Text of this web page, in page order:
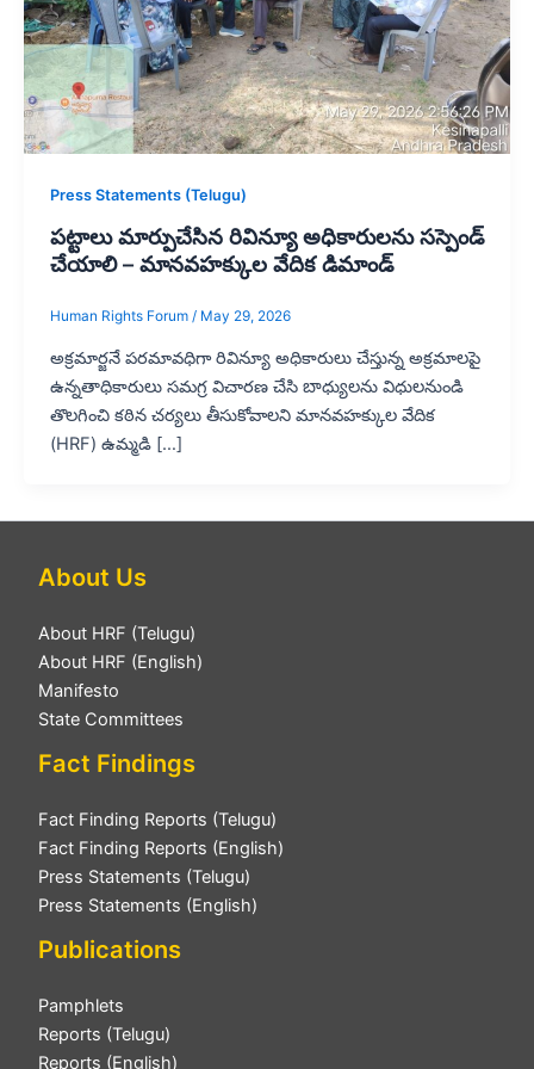
Press Statements (Telugu)
పట్టాలు మార్పుచేసిన రివిన్యూ అధికారులను సస్పెండ్
చేయాలి – మానవహక్కుల వేదిక డిమాండ్
Human Rights Forum / May 29, 2026
అక్రమార్జనే పరమావధిగా రివిన్యూ అధికారులు చేస్తున్న అక్రమాలపై
ఉన్నతాధికారులు సమగ్ర విచారణ చేసి బాధ్యులను విధులనుండి
తొలగించి కఠిన చర్యలు తీసుకోవాలని మానవహక్కుల వేదిక
(HRF) ఉమ్మడి […]
About Us
About HRF (Telugu)
About HRF (English)
Manifesto
State Committees
Fact Findings
Fact Finding Reports (Telugu)
Fact Finding Reports (English)
Press Statements (Telugu)
Press Statements (English)
Publications
Pamphlets
Reports (Telugu)
Reports (English)